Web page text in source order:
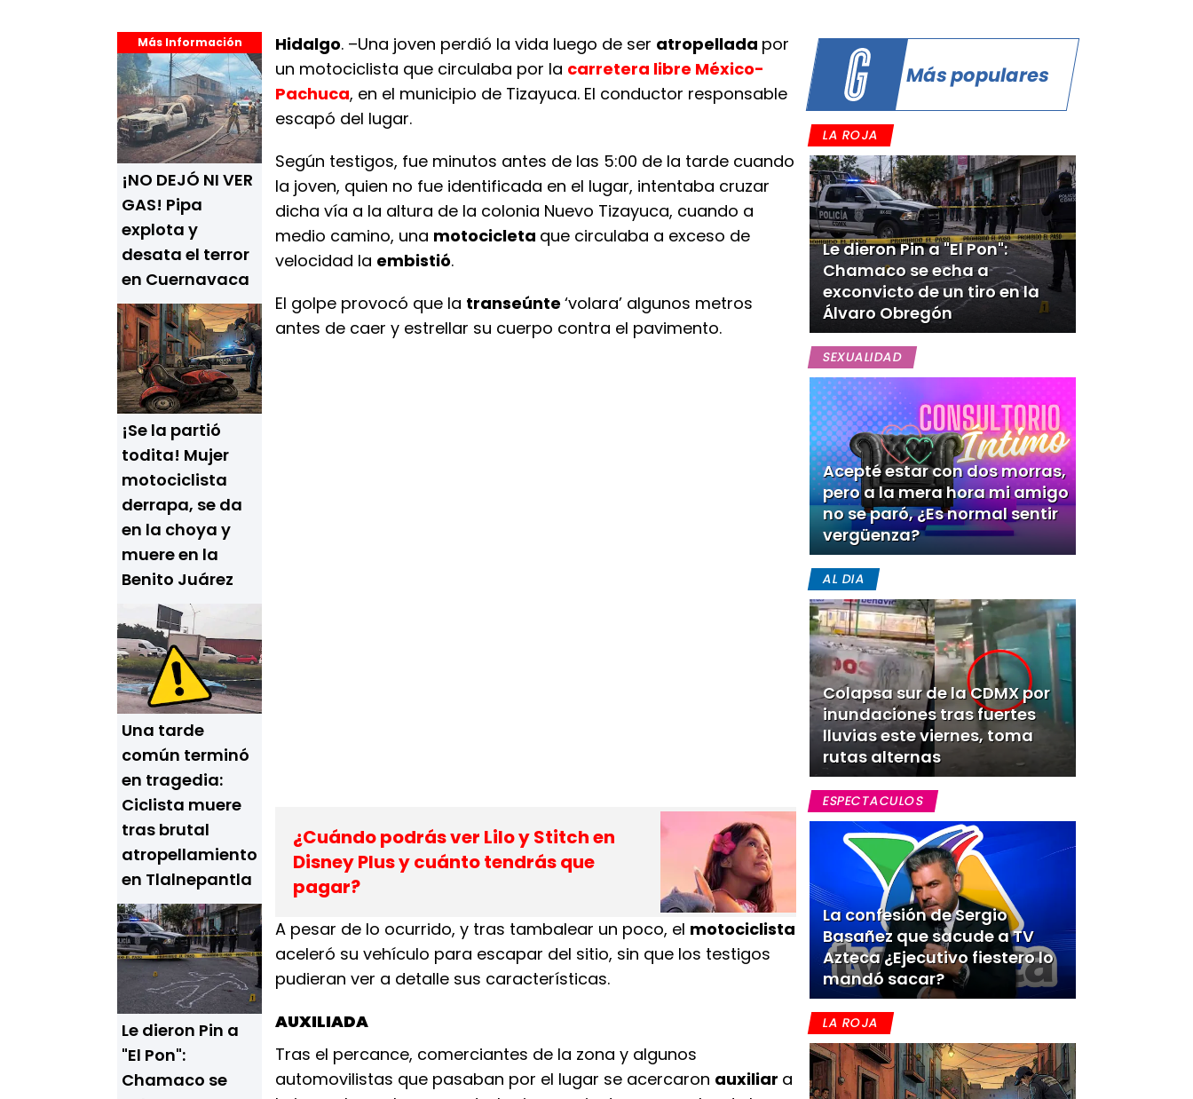
Más Información
¡NO DEJÓ NI VER
GAS! Pipa
explota y
desata el terror
en Cuernavaca
¡Se la partió
todita! Mujer
motociclista
derrapa, se da
en la choya y
muere en la
Benito Juárez
Una tarde
común terminó
en tragedia:
Ciclista muere
tras brutal
atropellamiento
en Tlalnepantla
Le dieron Pin a
"El Pon":
Chamaco se
Hidalgo. –Una joven perdió la vida luego de ser atropellada por
un motociclista que circulaba por la carretera libre México-
Pachuca, en el municipio de Tizayuca. El conductor responsable
escapó del lugar.
Según testigos, fue minutos antes de las 5:00 de la tarde cuando
la joven, quien no fue identificada en el lugar, intentaba cruzar
dicha vía a la altura de la colonia Nuevo Tizayuca, cuando a
medio camino, una motocicleta que circulaba a exceso de
velocidad la embistió.
El golpe provocó que la transeúnte ‘volara’ algunos metros
antes de caer y estrellar su cuerpo contra el pavimento.
¿Cuándo podrás ver Lilo y Stitch en
Disney Plus y cuánto tendrás que
pagar?
A pesar de lo ocurrido, y tras tambalear un poco, el motociclista
aceleró su vehículo para escapar del sitio, sin que los testigos
pudieran ver a detalle sus características.
AUXILIADA
Tras el percance, comerciantes de la zona y algunos
automovilistas que pasaban por el lugar se acercaron auxiliar a
Más populares
LA ROJA
Le dieron Pin a "El Pon":
Chamaco se echa a
exconvicto de un tiro en la
Álvaro Obregón
SEXUALIDAD
Acepté estar con dos morras,
pero a la mera hora mi amigo
no se paró, ¿Es normal sentir
vergüenza?
AL DIA
Colapsa sur de la CDMX por
inundaciones tras fuertes
lluvias este viernes, toma
rutas alternas
ESPECTACULOS
La confesión de Sergio
Basañez que sacude a TV
Azteca ¿Ejecutivo fiestero lo
mandó sacar?
LA ROJA